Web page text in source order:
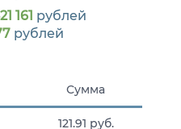
161 рублей
рублей
Сумма
121.91 руб.